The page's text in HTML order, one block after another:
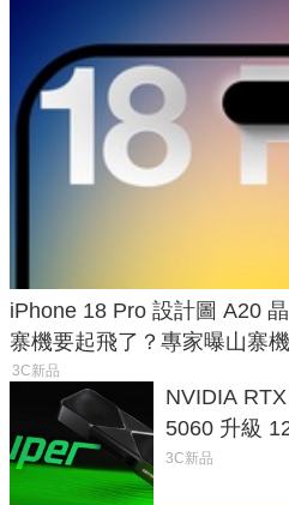
iPhone 18 Pro 設計圖 A20
寨機要起飛了？專家曝山寨
3C新品
NVIDIA
5060 升級
次規格終於
3C新品